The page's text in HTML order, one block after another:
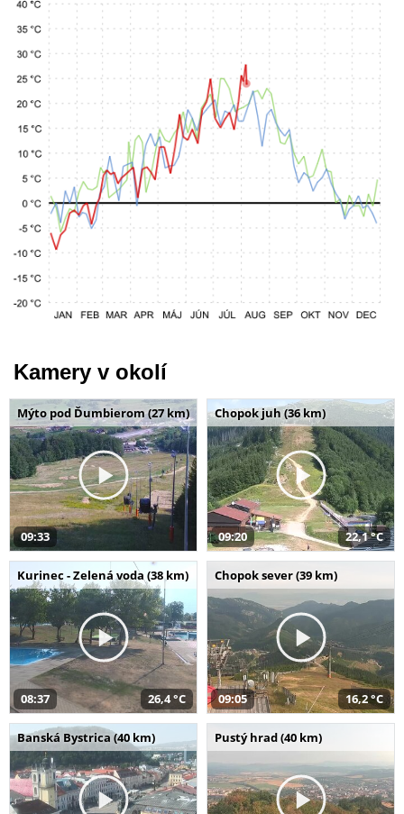
Kamery v okolí
Mýto pod Ďumbierom (27 km)
09:33
Chopok juh (36 km)
09:20 22,1 °C
Kurinec - Zelená voda (38 km)
08:37 26,4 °C
Chopok sever (39 km)
09:05 16,2 °C
Banská Bystrica (40 km) Pustý hrad (40 km)